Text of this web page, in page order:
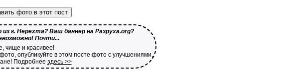
фото в этот пост
г. Нерехта? Ваш баннер на Разруха.org?
Почти...
чище и красивее!
опубликуйте в этом посте фото с улучшениями,
Подробнее здесь >>